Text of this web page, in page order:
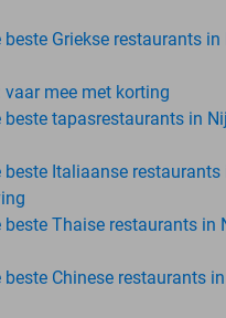
Griekse restaurants in
mee met korting
beste tapasrestaurants in
beste Italiaanse restaurants
beste Thaise restaurants in
Chinese restaurants